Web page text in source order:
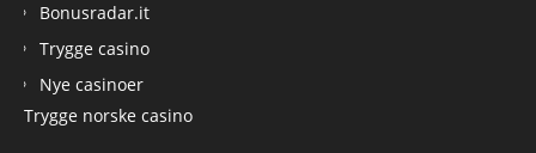
Bonusradar.it
Trygge casino
Nye casinoer
Trygge norske casino